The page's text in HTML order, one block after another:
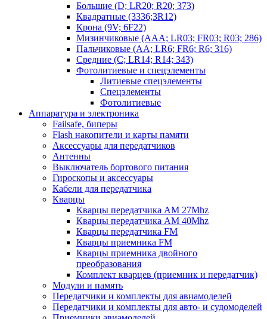
Большие (D; LR20; R20; 373)
Квадратные (3336;3R12)
Крона (9V; 6F22)
Мизинчиковые (AAA; LR03; FR03; R03; 286)
Пальчиковые (AA; LR6; FR6; R6; 316)
Средние (C; LR14; R14; 343)
Фотолитиевые и спецэлементы
Литиевые спецэлементы
Спецэлементы
Фотолитиевые
Аппаратура и электроника
Failsafe, биперы
Flash накопители и карты памяти
Аксессуары для передатчиков
Антенны
Выключатель бортового питания
Гироскопы и аксессуары
Кабели для передатчика
Кварцы
Кварцы передатчика AM 27Mhz
Кварцы передатчика AM 40Mhz
Кварцы передатчика FM
Кварцы приемника FM
Кварцы приемника двойного
преобразования
Комплект кварцев (приемник и передатчик)
Модули и память
Передатчики и комплекты для авиамоделей
Передатчики и комплекты для авто- и судомоделей